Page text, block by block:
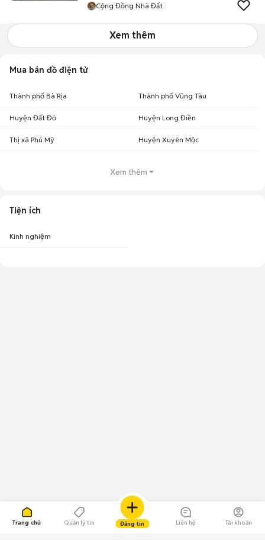
Trang chủ Quản lý tin Đăng tin Liên hệ Tài khoản
Cộng Đồng Nhà Đất
Xem thêm
Mua bán đồ điện tử
Thành phố Bà Rịa Thành phố Vũng Tàu
Huyện Đất Đỏ Huyện Long Điền
Thị xã Phú Mỹ Huyện Xuyên Mộc
Xem thêm
Tiện ích
Kinh nghiệm